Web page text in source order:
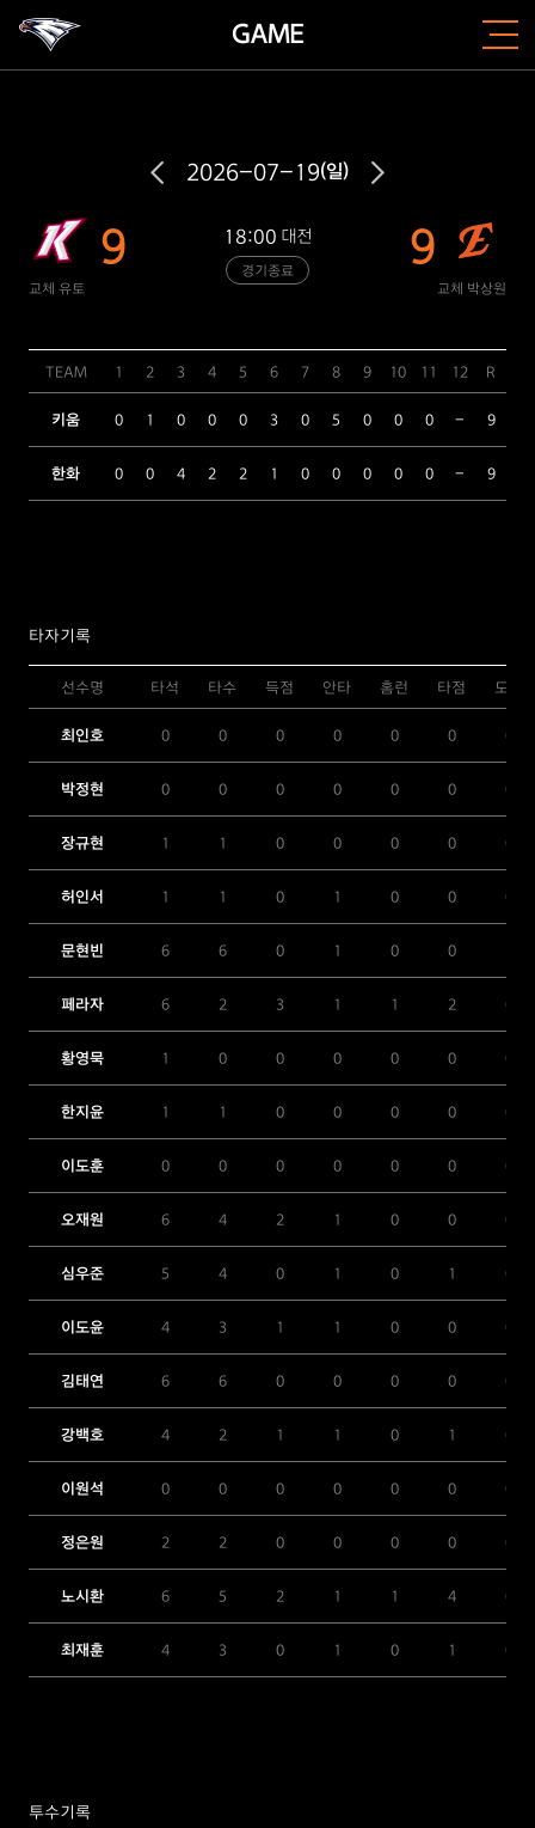
GAME
2026-07-19(일)
9
교체 유토
18:00 대전
경기종료 9
교체 박상원
TEAM 1 2 3 4 5 6 7 8 9 10 11 12 R
키움 0 1 0 0 0 3 0 5 0 0 0 - 9
한화 0 0 4 2 2 1 0 0 0 0 0 - 9
타자기록
선수명 타석 타수 득점 안타 홈런 타점 도루
최인호 0 0 0 0 0 0 0
박정현 0 0 0 0 0 0 0
장규현 1 1 0 0 0 0 0
허인서 1 1 0 1 0 0 0
문현빈 6 6 0 1 0 0
페라자 6 2 3 1 1 2 0
황영묵 1 0 0 0 0 0 0
한지윤 1 1 0 0 0 0 0
이도훈 0 0 0 0 0 0 0
오재원 6 4 2 1 0 0 0
심우준 5 4 0 1 0 1 0
이도윤 4 3 1 1 0 0 0
김태연 6 6 0 0 0 0 0
강백호 4 2 1 1 0 1 0
이원석 0 0 0 0 0 0 0
정은원 2 2 0 0 0 0 0
노시환 6 5 2 1 1 4 0
최재훈 4 3 0 1 0 1 0
투수기록